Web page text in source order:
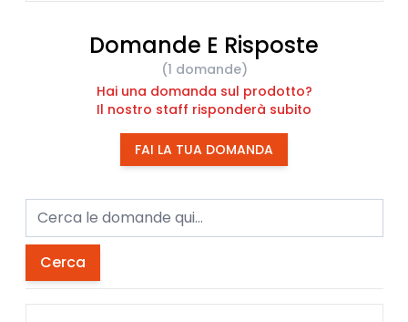
Domande E Risposte
(1 domande)
Hai una domanda sul prodotto?
Il nostro staff risponderà subito
FAI LA TUA DOMANDA
Cerca